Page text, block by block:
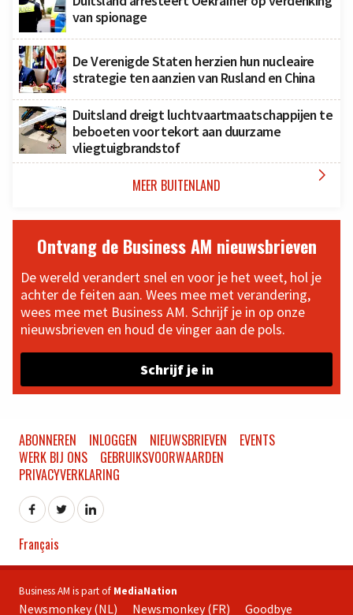
van spionage
De Verenigde Staten herzien hun nucleaire
strategie ten aanzien van Rusland en China
Duitsland dreigt luchtvaartmaatschappijen te
beboeten voor tekort aan duurzame
vliegtuigbrandstof
MEER BUITENLAND 
Ontvang de Business AM nieuwsbrieven
De wereld verandert snel en voor je het weet, hol je
achter de feiten aan. Wees mee met verandering,
wees mee met Business AM. Schrijf je in op onze
nieuwsbrieven en houd de vinger aan de pols.
Schrijf je in
ABONNEREN INLOGGEN NIEUWSBRIEVEN
EVENTS
WERK BIJ ONS
GEBRUIKSVOORWAARDEN
PRIVACYVERKLARING
Français
Business AM is part of MediaNation
Newsmonkey (NL) Newsmonkey (FR) Goodbye